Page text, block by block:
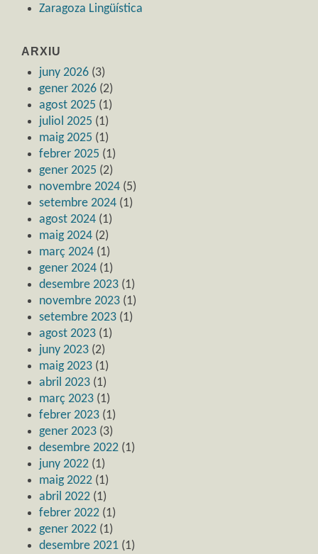
Zaragoza Lingüística
ARXIU
juny 2026 (3)
gener 2026 (2)
agost 2025 (1)
juliol 2025 (1)
maig 2025 (1)
febrer 2025 (1)
gener 2025 (2)
novembre 2024 (5)
setembre 2024 (1)
agost 2024 (1)
maig 2024 (2)
març 2024 (1)
gener 2024 (1)
desembre 2023 (1)
novembre 2023 (1)
setembre 2023 (1)
agost 2023 (1)
juny 2023 (2)
maig 2023 (1)
abril 2023 (1)
març 2023 (1)
febrer 2023 (1)
gener 2023 (3)
desembre 2022 (1)
juny 2022 (1)
maig 2022 (1)
abril 2022 (1)
febrer 2022 (1)
gener 2022 (1)
desembre 2021 (1)